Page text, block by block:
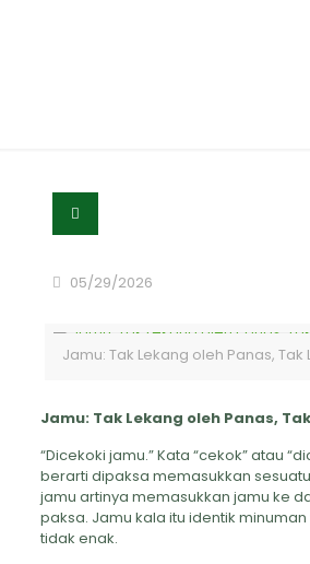
05/29/2026
Jamu: Tak Lekang oleh Panas, Tak
Jamu: Tak Lekang oleh Panas,
“Dicekoki jamu.” Kata “cekok” atau
berarti dipaksa memasukkan
jamu artinya memasukkan jamu ke
paksa. Jamu kala itu identik
tidak enak.